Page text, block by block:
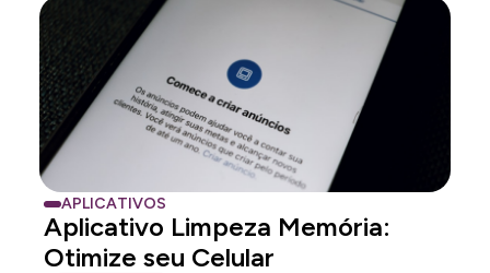
APLICATIVOS
Aplicativo Limpeza Memória:
Otimize seu Celular